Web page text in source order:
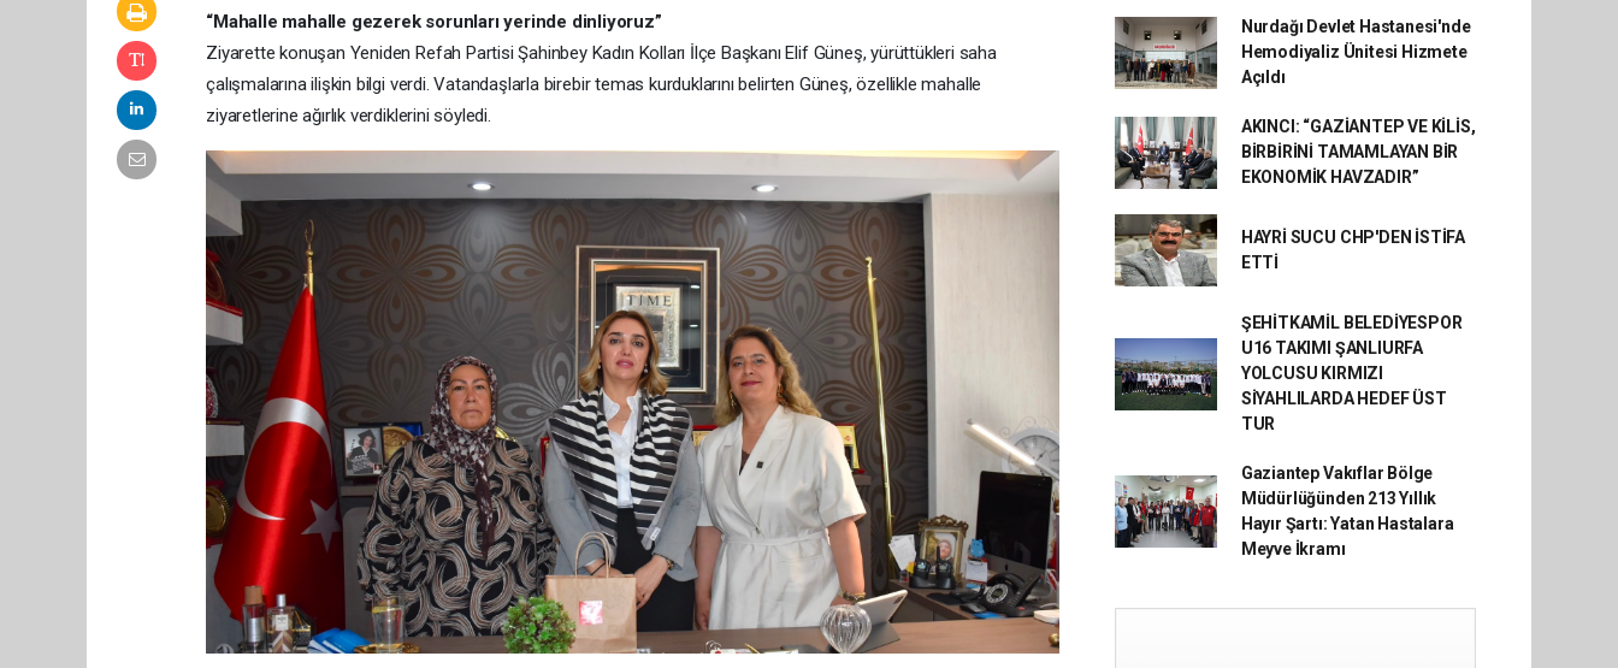
“Mahalle mahalle gezerek sorunları yerinde dinliyoruz”
Ziyarette konuşan Yeniden Refah Partisi Şahinbey Kadın Kolları İlçe Başkanı Elif Güneş, yürüttükleri saha
çalışmalarına ilişkin bilgi verdi. Vatandaşlarla birebir temas kurduklarını belirten Güneş, özellikle mahalle
ziyaretlerine ağırlık verdiklerini söyledi.
Nurdağı Devlet Hastanesi'nde
Hemodiyaliz Ünitesi Hizmete
Açıldı
AKINCI: “GAZİANTEP VE KİLİS,
BİRBİRİNİ TAMAMLAYAN BİR
EKONOMİK HAVZADIR”
HAYRİ SUCU CHP'DEN İSTİFA
ETTİ
ŞEHİTKAMİL BELEDİYESPOR
U16 TAKIMI ŞANLIURFA
YOLCUSU KIRMIZI
SİYAHLILARDA HEDEF ÜST
TUR
Gaziantep Vakıflar Bölge
Müdürlüğünden 213 Yıllık
Hayır Şartı: Yatan Hastalara
Meyve İkramı